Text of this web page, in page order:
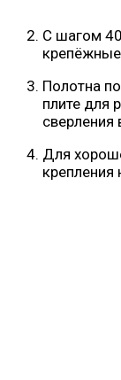
С шагом
крепёжные
Полотна
плите для
сверления
Для
крепления